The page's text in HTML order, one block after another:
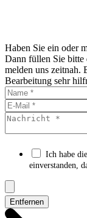
Haben Sie ein oder
Dann füllen Sie bitte
melden uns zeitnah.
Bearbeitung sehr
Ich habe
einverstanden,
Entfernen